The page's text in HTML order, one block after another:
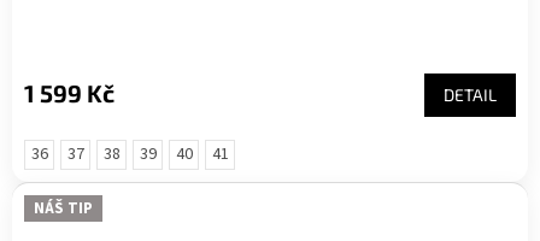
1 599 Kč DETAIL
36 37 38 39 40 41
NÁŠ TIP